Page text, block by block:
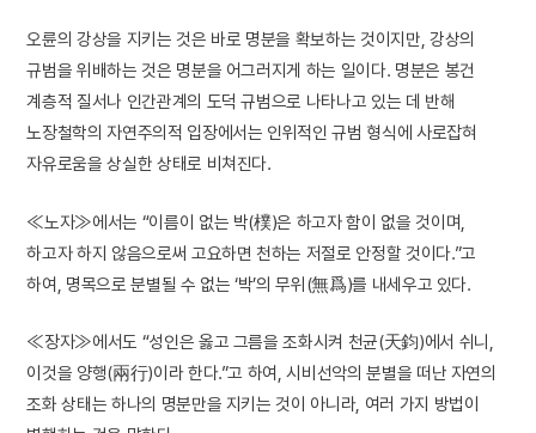
오륜의 강상을 지키는 것은 바로 명분을 확보하는 것이지만, 강상의
규범을 위배하는 것은 명분을 어그러지게 하는 일이다. 명분은 봉건
계층적 질서나 인간관계의 도덕 규범으로 나타나고 있는 데 반해
노장철학의 자연주의적 입장에서는 인위적인 규범 형식에 사로잡혀
자유로움을 상실한 상태로 비쳐진다.
≪노자≫에서는 “이름이 없는 박(樸)은 하고자 함이 없을 것이며,
하고자 하지 않음으로써 고요하면 천하는 저절로 안정할 것이다.”고
하여, 명목으로 분별될 수 없는 ‘박’의 무위(無爲)를 내세우고 있다.
≪장자≫에서도 “성인은 옳고 그름을 조화시켜 천균(天鈞)에서 쉬니,
이것을 양행(兩行)이라 한다.”고 하여, 시비선악의 분별을 떠난 자연의
조화 상태는 하나의 명분만을 지키는 것이 아니라, 여러 가지 방법이